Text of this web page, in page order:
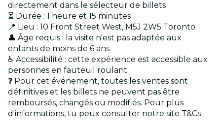
directement dans le sélecteur de billets
⏳ Durée : 1 heure et 15 minutes
📍 Lieu : 10 Front Street West, M5J 2W5 Toronto
👤 Âge requis : la visite n'est pas adaptée aux
enfants de moins de 6 ans
♿ Accessibilité : cette expérience est accessible aux
personnes en fauteuil roulant
❓ Pour cet événement, toutes les ventes sont
définitives et les billets ne peuvent pas être
remboursés, changés ou modifiés. Pour plus
d'informations, tu peux consulter notre site T&Cs